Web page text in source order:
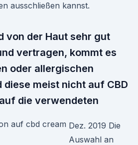
ausschließen kannst.
von der Haut sehr gut
vertragen, kommt es
oder allergischen
diese meist nicht auf CBD
die verwendeten
Dez. 2019 Die
Auswahl an